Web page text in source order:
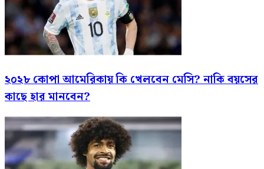
২০২৮ কোপা আমেরিকায় কি খেলবেন মেসি? নাকি বয়সের
কাছে হার মানবেন?